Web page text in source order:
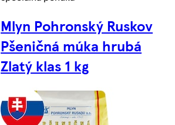
Mlyn Pohronský Ruskov
Pšeničná múka hrubá
Zlatý klas 1 kg